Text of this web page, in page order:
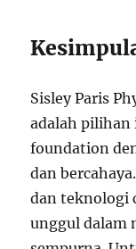
Sisley Paris
adalah pilihan
foundation
dan
dan teknologi
unggul dalam